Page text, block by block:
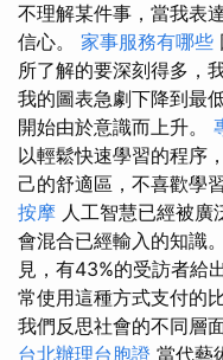
不理解某件事，當我表
信心。 家事服務有哪些
所了解的要深刻得多，
我的圖表急劇下降到最
開始由於意識而上升。
以輕鬆快速學習的程序
己的舒適區，不喜歡學
按摩 人工智慧已經被廣
會混合已經輸入的知識
見，有43%的受訪者給
常使用這種方式支付的
我們反思社會的不同層
台北辦理台胞證 當代藝